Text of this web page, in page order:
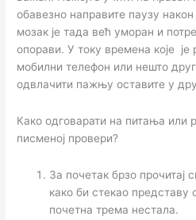
обавезно направите паузу
мозак је тада већ уморан и
опорави. У току времена које
мобилни телефон или нешто
одвлачити пажњу оставите у
Како одговарати на питања или
писменој провери?
За почетак брзо прочитај
како би стекао представу
почетна трема нестала.